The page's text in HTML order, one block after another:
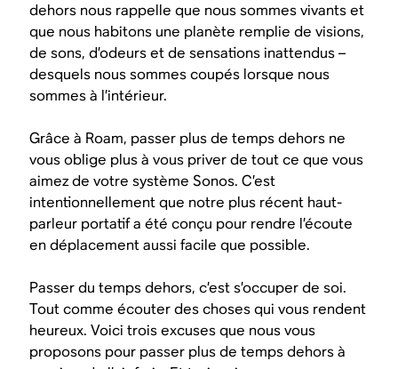
dehors nous rappelle que nous sommes vivants et
que nous habitons une planète remplie de visions,
de sons, d’odeurs et de sensations inattendus –
desquels nous sommes coupés lorsque nous
sommes à l’intérieur.
Grâce à Roam, passer plus de temps dehors ne
vous oblige plus à vous priver de tout ce que vous
aimez de votre système Sonos. C’est
intentionnellement que notre plus récent haut-
parleur portatif a été conçu pour rendre l’écoute
en déplacement aussi facile que possible.
Passer du temps dehors, c’est s’occuper de soi.
Tout comme écouter des choses qui vous rendent
heureux. Voici trois excuses que nous vous
proposons pour passer plus de temps dehors à